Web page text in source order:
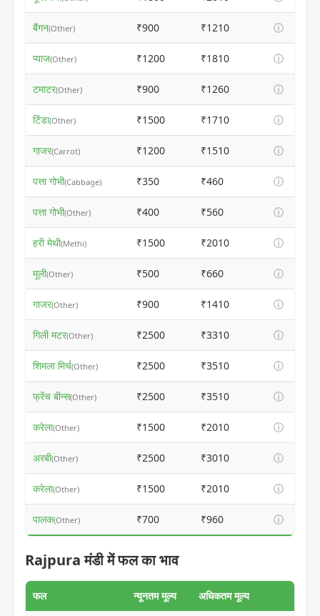
बैंगन(Other) ₹900 ₹1210 ⓘ
प्याज(Other) ₹1200 ₹1810 ⓘ
टमाटर(Other) ₹900 ₹1260 ⓘ
टिंडा(Other) ₹1500 ₹1710 ⓘ
गाजर(Carrot) ₹1200 ₹1510 ⓘ
पत्ता गोभी(Cabbage) ₹350 ₹460 ⓘ
पत्ता गोभी(Other) ₹400 ₹560 ⓘ
हरी मेथी(Methi) ₹1500 ₹2010 ⓘ
मूली(Other) ₹500 ₹660 ⓘ
गाजर(Other) ₹900 ₹1410 ⓘ
गिली मटर(Other) ₹2500 ₹3310 ⓘ
शिमला मिर्च(Other) ₹2500 ₹3510 ⓘ
फ्रेंच बीन्स(Other) ₹2500 ₹3510 ⓘ
करेला(Other) ₹1500 ₹2010 ⓘ
अरबी(Other) ₹2500 ₹3010 ⓘ
करेला(Other) ₹1500 ₹2010 ⓘ
पालक(Other) ₹700 ₹960 ⓘ
Rajpura मंडी में फल का भाव
फल न्यूनतम मूल्य अधिकतम मूल्य